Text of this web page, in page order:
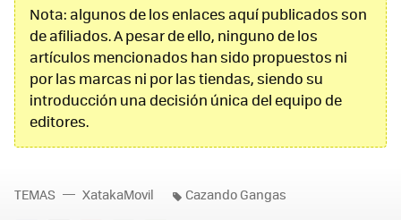
Nota: algunos de los enlaces aquí publicados son
de afiliados. A pesar de ello, ninguno de los
artículos mencionados han sido propuestos ni
por las marcas ni por las tiendas, siendo su
introducción una decisión única del equipo de
editores.
TEMAS XatakaMovil Cazando Gangas